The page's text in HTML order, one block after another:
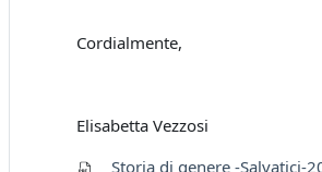
Cordialmente,
Elisabetta Vezzosi
Storia di genere -Salvatici-